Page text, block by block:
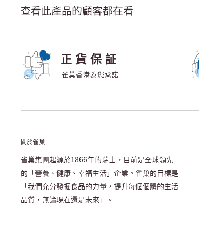
查看此產品的顧客都在看
正貨保証
雀巢香港為您承諾
關於雀巢
雀巢集團起源於1866年的瑞士，目前是全球領先
的「營養、健康、幸福生活」企業。雀巢的目標是
「我們充分發掘食品的力量，提升每個個體的生活
品質，無論現在還是未來」。